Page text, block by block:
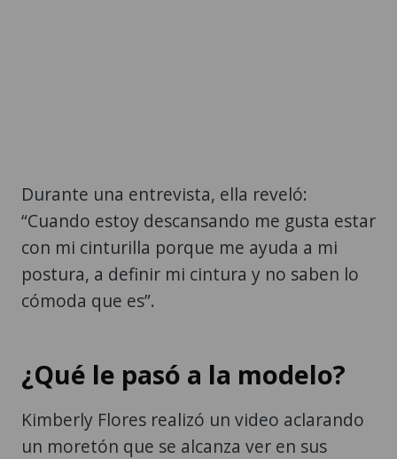
Durante una entrevista, ella reveló:
“Cuando estoy descansando me gusta estar
con mi cinturilla porque me ayuda a mi
postura, a definir mi cintura y no saben lo
cómoda que es”.
¿Qué le pasó a la modelo?
Kimberly Flores realizó un video aclarando
un moretón que se alcanza ver en sus